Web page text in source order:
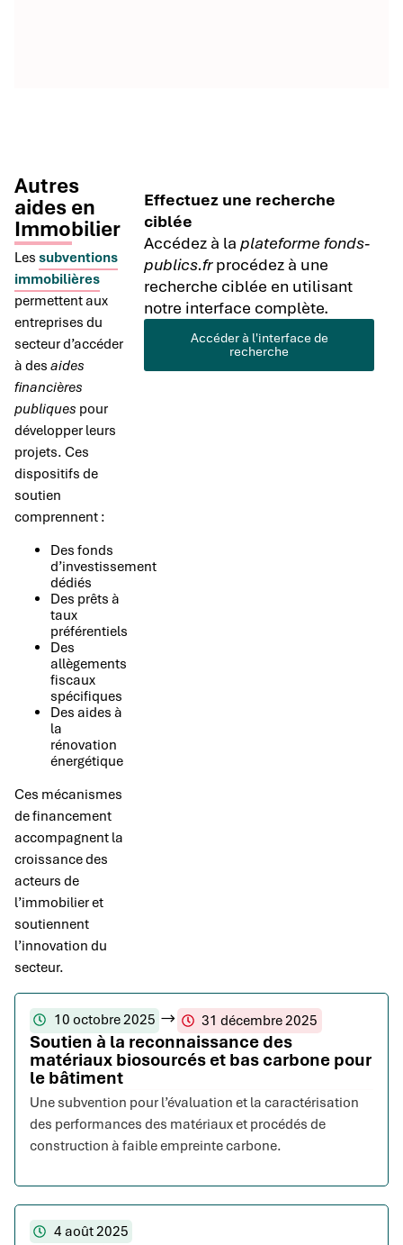
Autres
aides en
Immobilier
Les subventions
immobilières
permettent aux
entreprises du
secteur d’accéder
à des aides
financières
publiques pour
développer leurs
projets. Ces
dispositifs de
soutien
comprennent :
Des fonds
d’investissement
dédiés
Des prêts à
taux
préférentiels
Des
allègements
fiscaux
spécifiques
Des aides à
la
rénovation
énergétique
Ces mécanismes
de financement
accompagnent la
croissance des
acteurs de
l’immobilier et
soutiennent
l’innovation du
secteur.
Effectuez une recherche
ciblée
Accédez à laplateforme fonds-
publics.frprocédez à une
recherche ciblée en utilisant
notre interface complète.
Accéder à l'interface de
recherche
10 octobre 2025 31 décembre 2025
Soutien à la reconnaissance des
matériaux biosourcés et bas carbone pour
le bâtiment
Une subvention pour l’évaluation et la caractérisation
des performances des matériaux et procédés de
construction à faible empreinte carbone.
4 août 2025